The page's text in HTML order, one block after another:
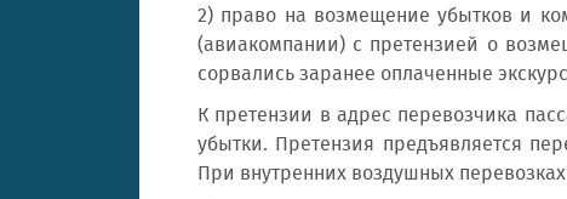
2) право на возмещение убытков и
(авиакомпании) с претензией о
сорвались заранее оплаченные
К претензии в адрес перевозчика
убытки. Претензия предъявляется
При внутренних воздушных